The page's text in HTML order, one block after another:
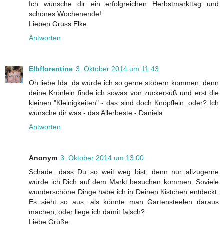
Ich wünsche dir ein erfolgreichen Herbstmarkttag und
schönes Wochenende!
Lieben Gruss Elke
Antworten
Elbflorentine 3. Oktober 2014 um 11:43
Oh liebe Ida, da würde ich so gerne stöbern kommen, denn
deine Krönlein finde ich sowas von zuckersüß und erst die
kleinen "Kleinigkeiten" - das sind doch Knöpflein, oder? Ich
wünsche dir was - das Allerbeste - Daniela
Antworten
Anonym 3. Oktober 2014 um 13:00
Schade, dass Du so weit weg bist, denn nur allzugerne
würde ich Dich auf dem Markt besuchen kommen. Soviele
wunderschöne Dinge habe ich in Deinen Kistchen entdeckt.
Es sieht so aus, als könnte man Gartensteelen daraus
machen, oder liege ich damit falsch?
Liebe Grüße